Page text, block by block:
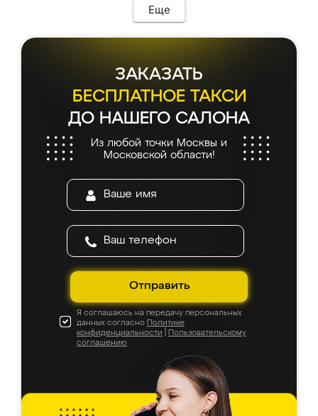
мебель сразу встала на свое место без
каких-либо доработок. Качеством осталась
довольна, все выглядит так, как и ожидала.
Еще
ЗАКАЗАТЬ
БЕСПЛАТНОЕ ТАКСИ
ДО НАШЕГО САЛОНА
Из любой точки Москвы и
Московской области!
Отправить
Я соглашаюсь на передачу персональных
данных согласно Политике
конфиденциальности
Пользовательскому
соглашению